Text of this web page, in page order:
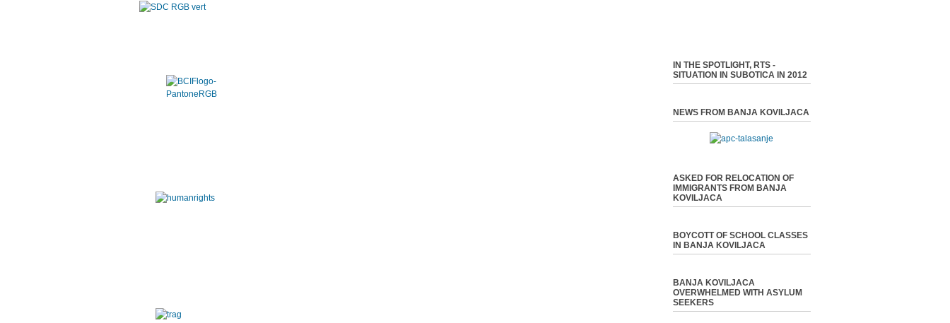
IN THE SPOTLIGHT, RTS -
SITUATION IN SUBOTICA IN 2012
NEWS FROM BANJA KOVILJACA
ASKED FOR RELOCATION OF
IMMIGRANTS FROM BANJA
KOVILJACA
BOYCOTT OF SCHOOL CLASSES
IN BANJA KOVILJACA
BANJA KOVILJACA
OVERWHELMED WITH ASYLUM
SEEKERS